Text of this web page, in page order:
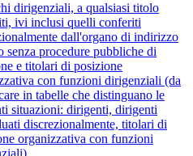
dirigenziali, a qualsiasi titolo
ivi inclusi quelli conferiti
dall'organo di indirizzo
senza procedure pubbliche di
e titolari di posizione
con funzioni dirigenziali (da
in tabelle che distinguano le
situazioni: dirigenti, dirigenti
discrezionalmente, titolari di
organizzativa con funzioni